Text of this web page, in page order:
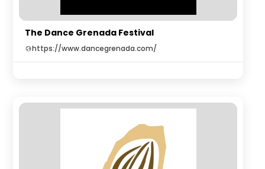
The Dance Grenada Festival
https://www.dancegrenada.com/